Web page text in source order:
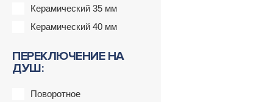
Керамический 35 мм
Керамический 40 мм
ПЕРЕКЛЮЧЕНИЕ НА
ДУШ:
Поворотное